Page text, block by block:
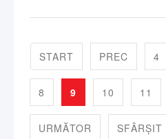
START PREC 4
8 9 10 11
URMĂTOR SFÂRȘIT